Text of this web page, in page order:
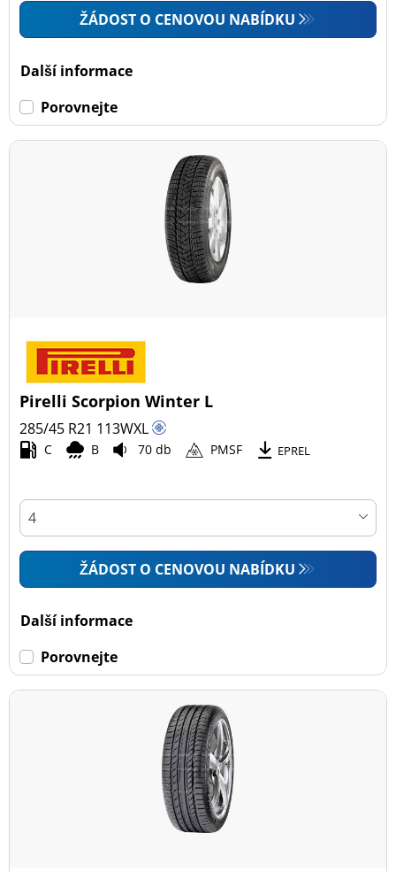
ŽÁDOST O CENOVOU NABÍDKU
Další informace
Porovnejte
Pirelli Scorpion Winter L
285/45 R21 113WXL
C B 70 db PMSF EPREL
ŽÁDOST O CENOVOU NABÍDKU
Další informace
Porovnejte